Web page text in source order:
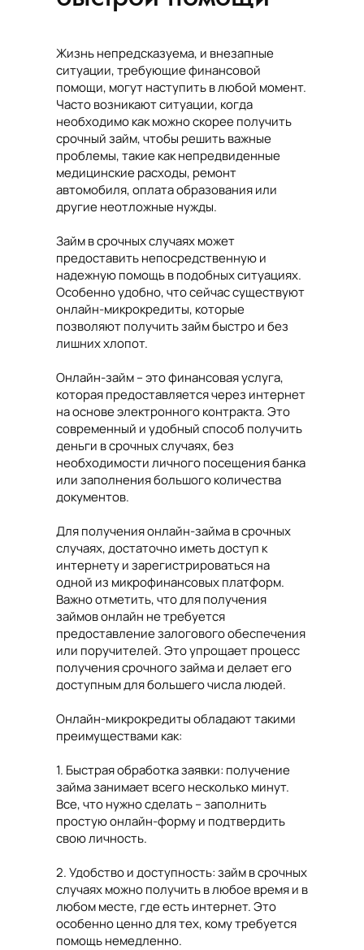
Жизнь непредсказуема, и внезапные
ситуации, требующие финансовой
помощи, могут наступить в любой момент.
Часто возникают ситуации, когда
необходимо как можно скорее получить
срочный займ, чтобы решить важные
проблемы, такие как непредвиденные
медицинские расходы, ремонт
автомобиля, оплата образования или
другие неотложные нужды.
Займ в срочных случаях может
предоставить непосредственную и
надежную помощь в подобных ситуациях.
Особенно удобно, что сейчас существуют
онлайн-микрокредиты, которые
позволяют получить займ быстро и без
лишних хлопот.
Онлайн-займ – это финансовая услуга,
которая предоставляется через интернет
на основе электронного контракта. Это
современный и удобный способ получить
деньги в срочных случаях, без
необходимости личного посещения банка
или заполнения большого количества
документов.
Для получения онлайн-займа в срочных
случаях, достаточно иметь доступ к
интернету и зарегистрироваться на
одной из микрофинансовых платформ.
Важно отметить, что для получения
займов онлайн не требуется
предоставление залогового обеспечения
или поручителей. Это упрощает процесс
получения срочного займа и делает его
доступным для большего числа людей.
Онлайн-микрокредиты обладают такими
преимуществами как:
1. Быстрая обработка заявки: получение
займа занимает всего несколько минут.
Все, что нужно сделать – заполнить
простую онлайн-форму и подтвердить
свою личность.
2. Удобство и доступность: займ в срочных
случаях можно получить в любое время и в
любом месте, где есть интернет. Это
особенно ценно для тех, кому требуется
помощь немедленно.